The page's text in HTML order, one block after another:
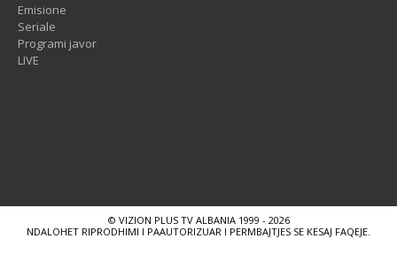
Emisione
Seriale
Programi javor
LIVE
© VIZION PLUS TV ALBANIA 1999 - 2026
NDALOHET RIPRODHIMI I PAAUTORIZUAR I PERMBAJTJES SE KESAJ FAQEJE.